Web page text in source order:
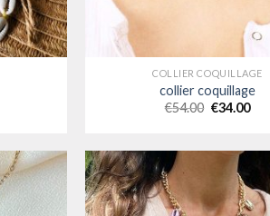
COLLIER COQUILLAGE
collier coquillage
€54.00 €34.00